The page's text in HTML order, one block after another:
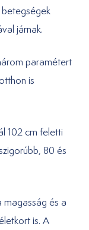
járnak.
paramétert
is
102 cm feletti
80 és
magasság és a
is. A